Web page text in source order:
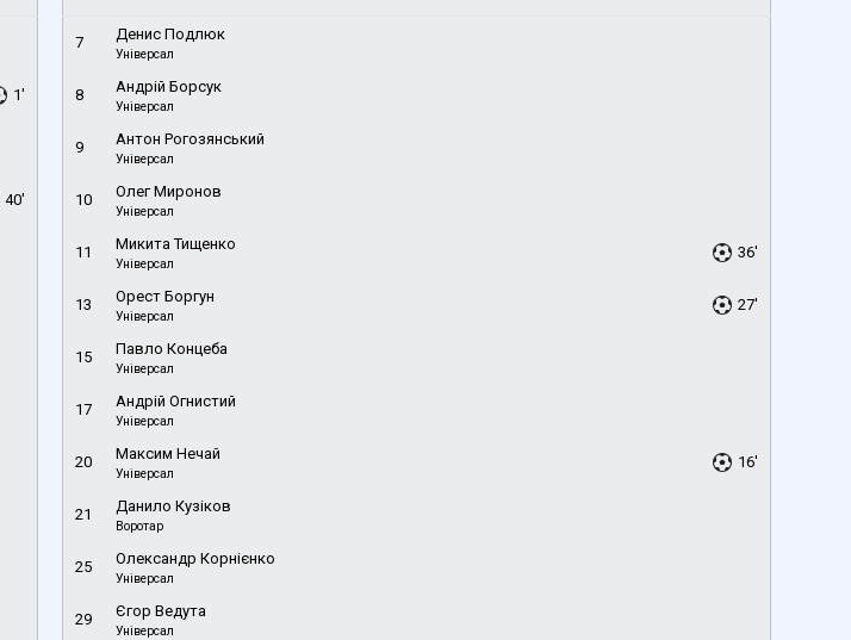
1'
40'
7 Денис Подлюк
Універсал
8 Андрій Борсук
Універсал
9 Антон Рогозянський
Універсал
10 Олег Миронов
Універсал
11 Микита Тищенко
Універсал
36'
13 Орест Боргун
Універсал
27'
15 Павло Концеба
Універсал
17 Андрій Огнистий
Універсал
20 Максим Нечай
Універсал
16'
21 Данило Кузіков
Воротар
25 Олександр Корнієнко
Універсал
29 Єгор Ведута
Універсал